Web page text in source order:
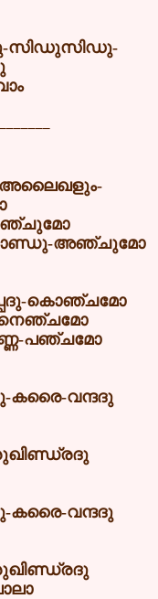
സിഡുസിഡു-
അഞ്ചുമോ
കൊഞ്ചമോ
പഞ്ചമോ
വന്ദദു
വന്ദദു